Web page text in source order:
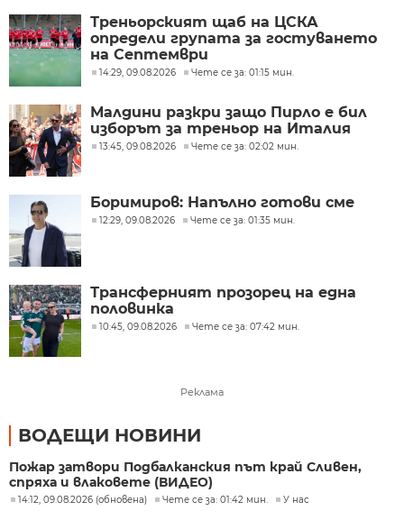
Треньорският щаб на ЦСКА
определи групата за гостуването
на Септември
14:29, 09.08.2026 Чете се за: 01:15 мин.
Малдини разкри защо Пирло е бил
изборът за треньор на Италия
13:45, 09.08.2026 Чете се за: 02:02 мин.
Боримиров: Напълно готови сме
12:29, 09.08.2026 Чете се за: 01:35 мин.
Трансферният прозорец на една
половинка
10:45, 09.08.2026 Чете се за: 07:42 мин.
Реклама
ВОДЕЩИ НОВИНИ
Пожар затвори Подбалканския път край Сливен,
спряха и влаковете (ВИДЕО)
14:12, 09.08.2026 (обновена) Чете се за: 01:42 мин. У нас